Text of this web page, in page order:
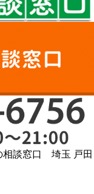
相談窓口 埼玉 戸田